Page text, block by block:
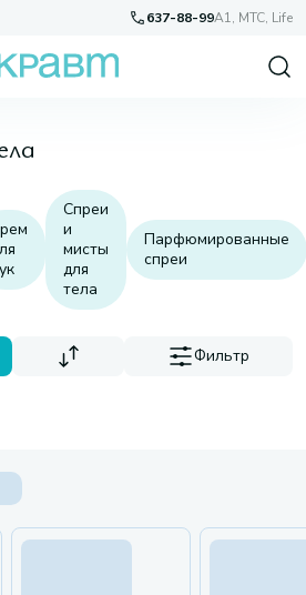
637-88-99A1, МТС, Life
Спреи
и
мисты
для
тела
Парфюмированные
спреи
Фильтр